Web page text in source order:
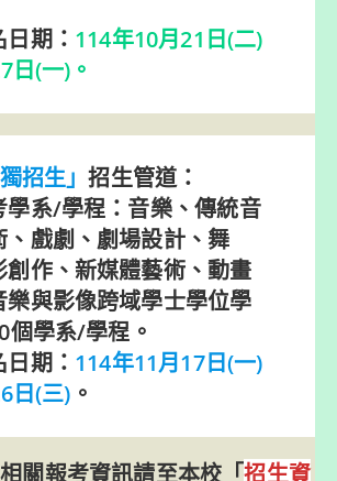
期： 114年10月21日(二)
日(一)。
獨招生」招生管道：
學系/學程：音樂、傳統音
、戲劇、劇場設計、舞
創作、新媒體藝術、動畫
樂與影像跨域學士學位學
個學系/學程。
期： 114年11月17日(一)
日(三) 。
關報考資訊請至本校「招生資